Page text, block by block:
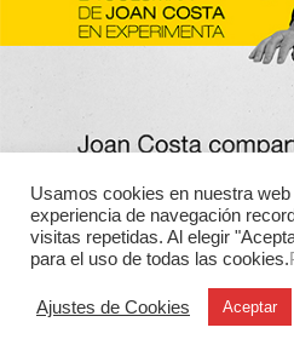
Usamos cookies en nuestra
experiencia de navegación
visitas repetidas. Al elegir
para el uso de todas las cookies.
Ajustes de Cookies Aceptar